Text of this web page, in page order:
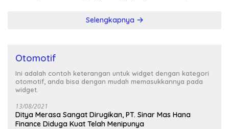
Selengkapnya
Otomotif
Ini adalah contoh keterangan untuk widget dengan kategori
otomotif, anda bisa dengan mudah memasukkannya pada
widget.
13/08/2021
Ditya Merasa Sangat Dirugikan, PT. Sinar Mas Hana
Finance Diduga Kuat Telah Menipunya